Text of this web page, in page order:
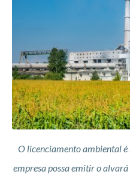
O licenciamento ambiental
empresa possa emitir o